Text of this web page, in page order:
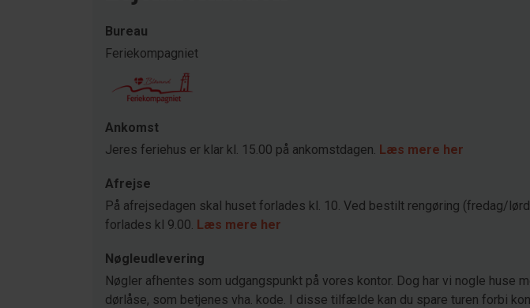
Bureau
Feriekompagniet
Ankomst
Jeres feriehus er klar kl. 15.00 på ankomstdagen. Læs mere her
Afrejse
På afrejsedagen skal huset forlades kl. 10. Ved bestilt rengøring (fredag/
forlades kl 9.00. Læs mere her
Nøgleudlevering
Nøgler afhentes som udgangspunkt på vores kontor. Dog har vi nogle huse
dørlåse, som betjenes vha. kode. I disse tilfælde kan du spare turen forbi